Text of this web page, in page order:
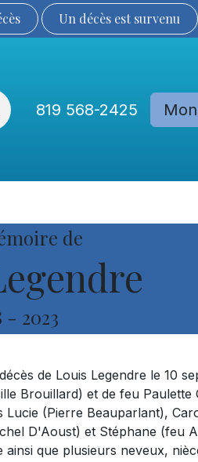
Un décès est sur​​​​​​​​ve​nu​​​​​​​​​​
819 568-2425
de
- 2023
de Louis Legendre le 10
Brouillard) et de feu Paulette
Lucie (Pierre Beauparlant),
D'Aoust) et Stéphane (feu
que plusieurs neveux,